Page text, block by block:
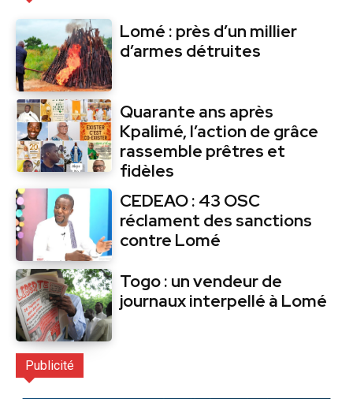
Lomé : près d’un millier
d’armes détruites
Quarante ans après
Kpalimé, l’action de grâce
rassemble prêtres et
fidèles
CEDEAO : 43 OSC
réclament des sanctions
contre Lomé
Togo : un vendeur de
journaux interpellé à Lomé
Publicité